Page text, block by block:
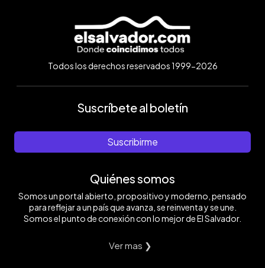
Todos los derechos reservados 1999-2026
Suscríbete al boletín
Suscribirme
Quiénes somos
Somos un portal abierto, propositivo y moderno, pensado
para reflejar a un país que avanza, se reinventa y se une.
Somos el punto de conexión con lo mejor de El Salvador.
Ver mas ❯